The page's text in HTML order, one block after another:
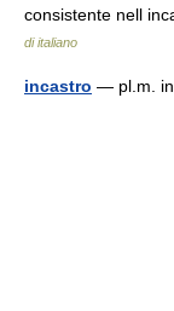
consistente nell
di italiano
incastro — pl.m.